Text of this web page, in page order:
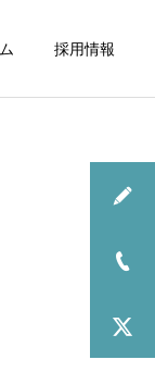
採用情報